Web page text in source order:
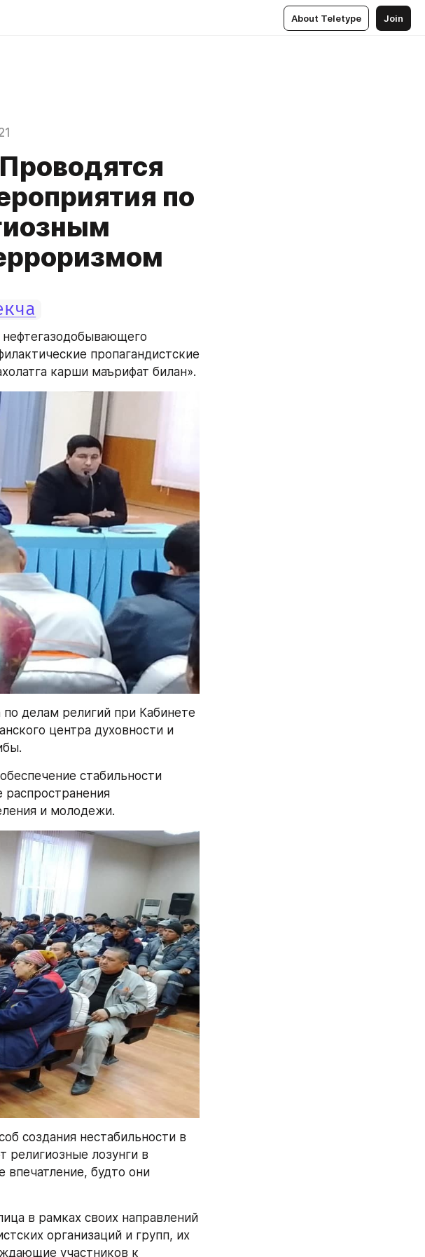
About Teletype Join
по
пропагандистские
карши маърифат билан».
делам религий при Кабинете
центра духовности и
стабильности
и молодежи.
создания нестабильности в
религиозные лозунги в
впечатление, будто они
в рамках своих направлений
организаций и групп, их
участников к